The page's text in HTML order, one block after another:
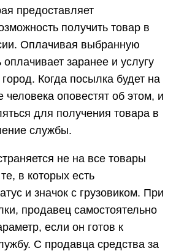
предоставляет
получить товар в
Оплачивая выбранную
заранее и услугу
Когда посылка будет на
человека оповестят об этом, и
для получения товара в
службы.
не на все товары
в которых есть
и значок с грузовиком. При
продавец самостоятельно
если он готов к
С продавца средства за